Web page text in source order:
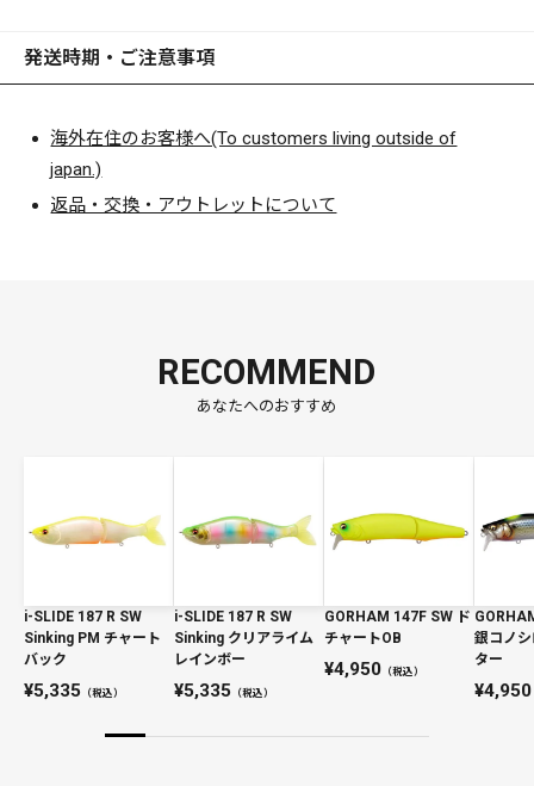
発送時期・ご注意事項
海外在住のお客様へ(To customers living outside of
japan.)
返品・交換・アウトレットについて
RECOMMEND
あなたへのおすすめ
i-SLIDE 187 R SW
Sinking PM チャート
バック
5,335 （税込）
i-SLIDE 187 R SW
Sinking クリアライム
レインボー
5,335（税込）
GORHAM 147F SW ド
チャートOB
4,950（税込）
銀コノ
ター
4,950